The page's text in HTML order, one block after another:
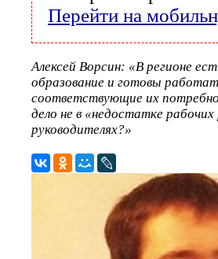
Перейти на
Алексей Ворсин: «В регионе
образование и готовы
соответствующие их
дело не в «недостатке
руководителях?»